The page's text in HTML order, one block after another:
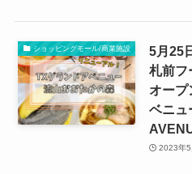
ショッピングモール/商業施設
5月25
札前フ
オープ
ベニュ
2023年